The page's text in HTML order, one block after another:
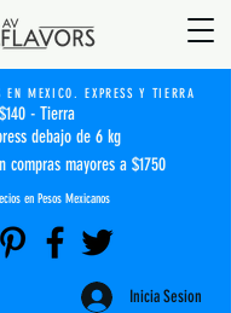
EN MEXICO. EXPRESS Y TIERRA
$140 - Tierra
debajo de 6 kg
compras mayores a $1750
en Pesos Mexicanos
Inicia Sesion